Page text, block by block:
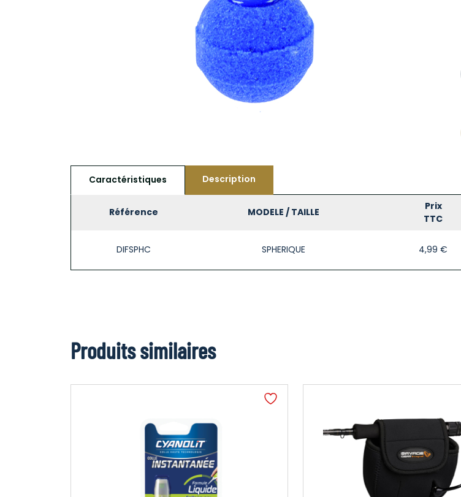
Caractéristiques Description
Référence MODELE / TAILLE
Prix
TTC
DIFSPHC SPHERIQUE 4,99 €
Produits similaires